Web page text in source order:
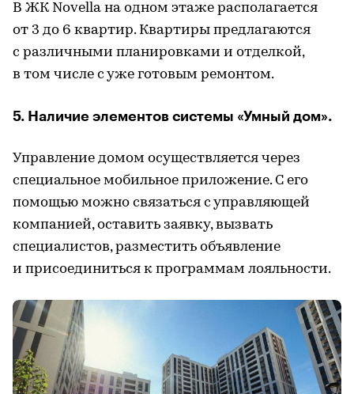
В ЖК Novella на одном этаже располагается
от 3 до 6 квартир. Квартиры предлагаются
с различными планировками и отделкой,
в том числе с уже готовым ремонтом.
5. Наличие элементов системы «Умный дом».
Управление домом осуществляется через
специальное мобильное приложение. С его
помощью можно связаться с управляющей
компанией, оставить заявку, вызвать
специалистов, разместить объявление
и присоединиться к программам лояльности.